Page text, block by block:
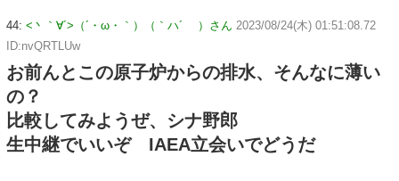
44: <丶｀∀´>（´・ω・｀）（｀ハ´ ）さん 2023/08/24(木) 01:51:08.72
ID:nvQRTLUw
お前んとこの原子炉からの排水、そんなに薄い
の？
比較してみようぜ、シナ野郎
生中継でいいぞ IAEA立会いでどうだ